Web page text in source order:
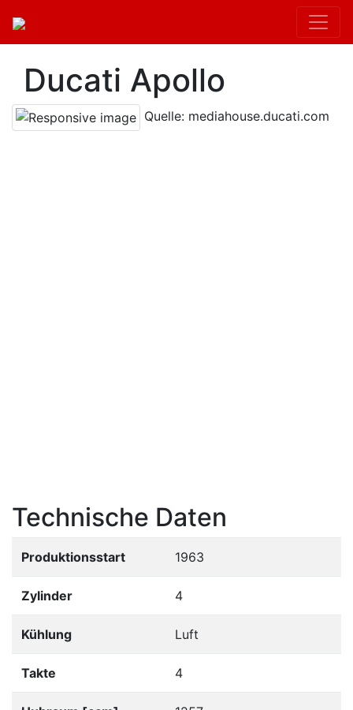
Ducati Apollo
Quelle: mediahouse.ducati.com
Technische Daten
Produktionsstart 1963
Zylinder 4
Kühlung Luft
Takte 4